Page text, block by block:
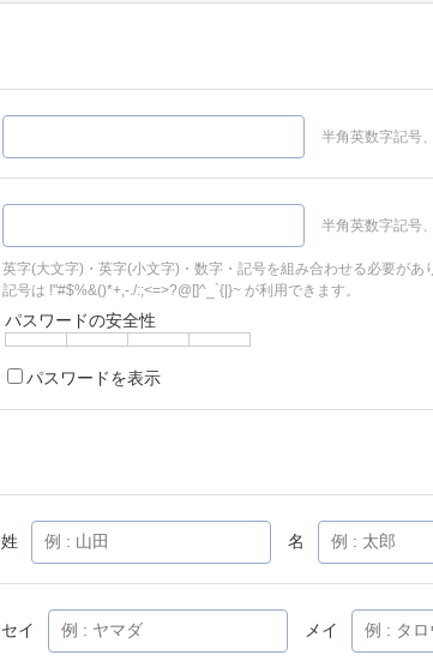
半角英数字記号
半角英数字記号
英字(大文字)・英字(小文字)・数字・記号を組み合わせる必要があ
記号は !"#$%&()*+,-./:;<=>?@[]^_`{|}~ が利用できます。
パスワードの安全性
パスワードを表示
姓 名
セイ メイ